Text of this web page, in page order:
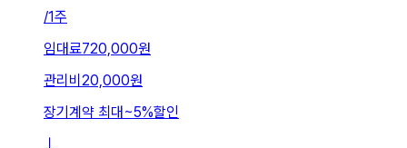
/1주
임대료720,000원
관리비 20,000원
장기계약 최대 ~5%할인